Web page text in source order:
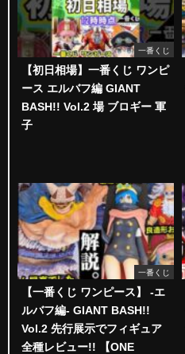
一番くじ
【初日相場】一番くじ ワンピ
ース エルバフ編 GIANT
BASH!! Vol.2 場 ブロギー 軍
子
一番くじ
【一番くじ ワンピース】 -エ
ルバフ編- GIANT BASH!!
Vol.2 先行展示でフィギュア
全種レビュー!! 【ONE